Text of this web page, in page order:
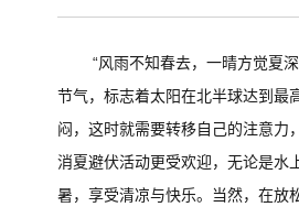
“风雨不知春去，一晴方觉夏
节气，标志着太阳在北半球达到最
闷，这时就需要转移自己的注意力
消夏避伏活动更受欢迎，无论是水
暑，享受清凉与快乐。当然，在放